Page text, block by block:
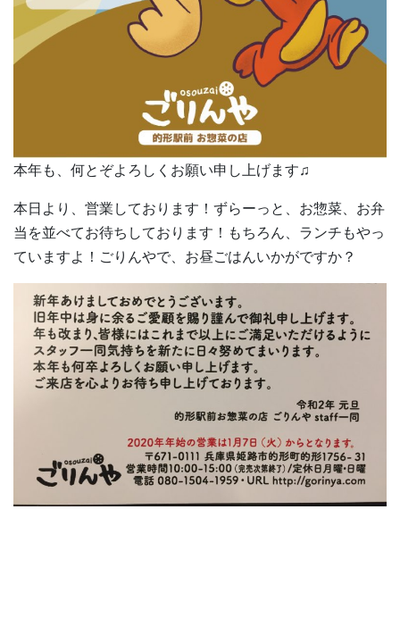
本年も、何とぞよろしくお願い申し上げます♫
本日より、営業しております！ずらーっと、お惣菜、お弁
当を並べてお待ちしております！もちろん、ランチもやっ
ていますよ！ごりんやで、お昼ごはんいかがですか？